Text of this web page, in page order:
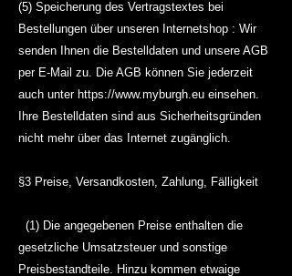
(5) Speicherung des Vertragstextes bei
Bestellungen über unseren Internetshop : Wir
senden Ihnen die Bestelldaten und unsere AGB
per E-Mail zu. Die AGB können Sie jederzeit
auch unter https://www.myburgh.eu einsehen.
Ihre Bestelldaten sind aus Sicherheitsgründen
nicht mehr über das Internet zugänglich.
§3 Preise, Versandkosten, Zahlung, Fälligkeit
(1) Die angegebenen Preise enthalten die
gesetzliche Umsatzsteuer und sonstige
Preisbestandteile. Hinzu kommen etwaige